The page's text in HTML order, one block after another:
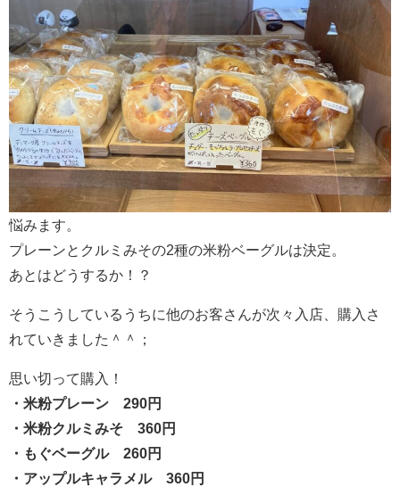
悩みます。
プレーンとクルミみその2種の米粉ベーグルは決定。
あとはどうするか！？
そうこうしているうちに他のお客さんが次々入店、購入さ
れていきました＾＾；
思い切って購入！
・米粉プレーン 290円
・米粉クルミみそ 360円
・もぐベーグル 260円
・アップルキャラメル 360円